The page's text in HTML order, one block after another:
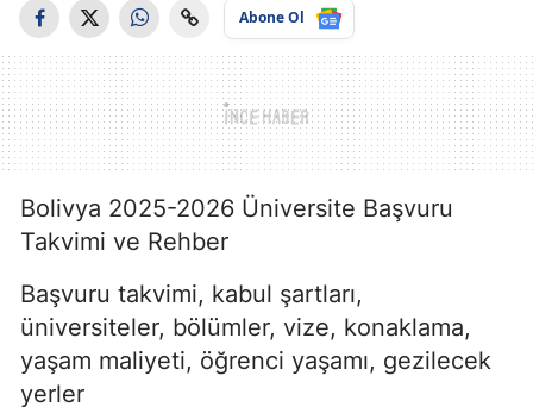
Abone Ol
Bolivya 2025-2026 Üniversite Başvuru
Takvimi ve Rehber
Başvuru takvimi, kabul şartları,
üniversiteler, bölümler, vize, konaklama,
yaşam maliyeti, öğrenci yaşamı, gezilecek
yerler